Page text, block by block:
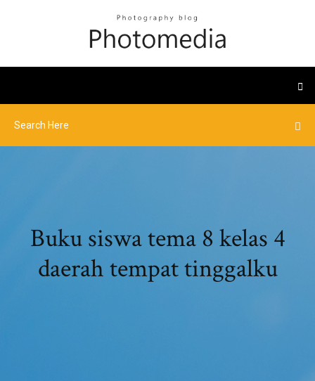
Buku siswa tema 8 kelas 4
daerah tempat tinggalku